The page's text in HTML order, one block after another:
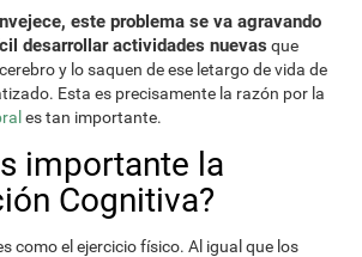
este problema se va agravando
desarrollar actividades nuevas que
y lo saquen de ese letargo de vida de
Esta es precisamente la razón por la
es tan importante.
importante la
Cognitiva?
como el ejercicio físico. Al igual que los